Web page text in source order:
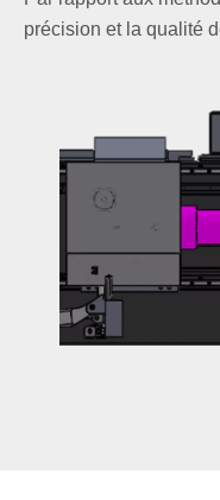
précision et la qualité